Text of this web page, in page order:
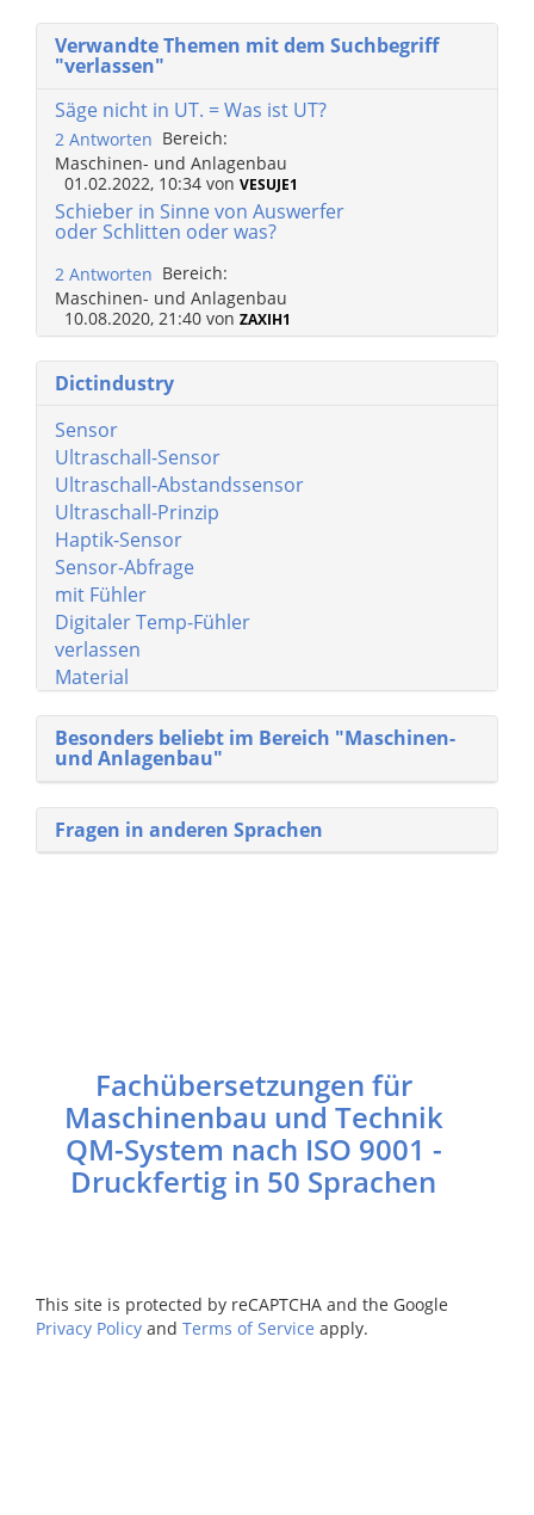
Verwandte Themen mit dem Suchbegriff
"verlassen"
Säge nicht in UT. = Was ist UT?
2 Antworten Bereich:
Maschinen- und Anlagenbau
01.02.2022, 10:34 von VESUJE1
Schieber in Sinne von Auswerfer
oder Schlitten oder was?
2 Antworten Bereich:
Maschinen- und Anlagenbau
10.08.2020, 21:40 von ZAXIH1
Dictindustry
Sensor
Ultraschall-Sensor
Ultraschall-Abstandssensor
Ultraschall-Prinzip
Haptik-Sensor
Sensor-Abfrage
mit Fühler
Digitaler Temp-Fühler
verlassen
Material
Besonders beliebt im Bereich "Maschinen-
und Anlagenbau"
Fragen in anderen Sprachen
Fachübersetzungen für
Maschinenbau und Technik
QM-System nach ISO 9001 -
Druckfertig in 50 Sprachen
This site is protected by reCAPTCHA and the Google
Privacy Policy and Terms of Service apply.